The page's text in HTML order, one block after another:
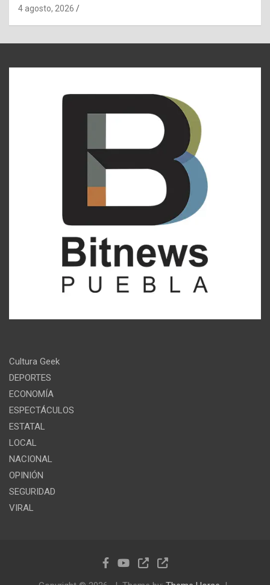
4 agosto, 2026
Cultura Geek
DEPORTES
ECONOMÍA
ESPECTÁCULOS
ESTATAL
LOCAL
NACIONAL
OPINIÓN
SEGURIDAD
VIRAL